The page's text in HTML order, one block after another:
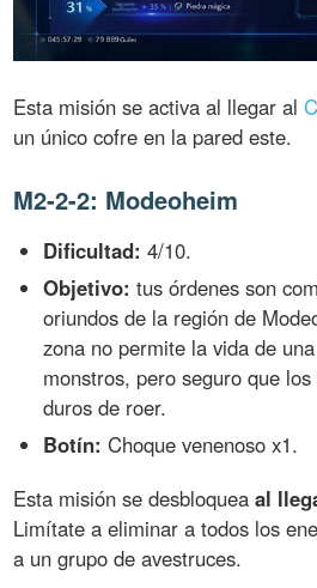
Esta misión se activa al llegar al
un único cofre en la pared este.
M2-2-2: Modeoheim
Dificultad: 4/10.
Objetivo: tus órdenes son
oriundos de la región de
zona no permite la vida de
monstros, pero seguro que
duros de roer.
Botín: Choque venenoso x1.
Esta misión se desbloqueaal
Limítate a eliminar a todos los
a un grupo de avestruces.